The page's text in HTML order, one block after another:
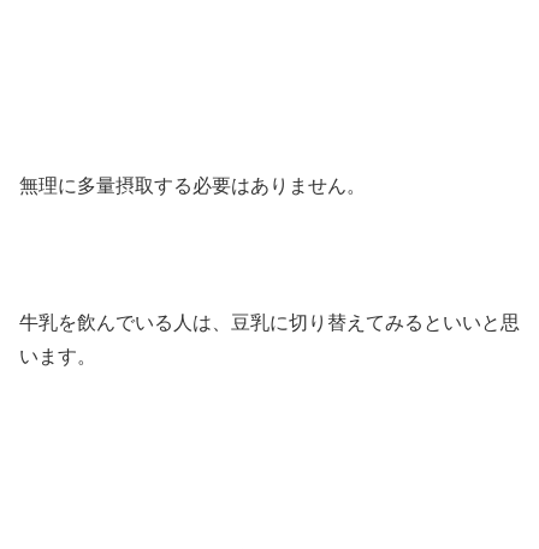
無理に多量摂取する必要はありません。
牛乳を飲んでいる人は、豆乳に切り替えてみるといいと思
います。